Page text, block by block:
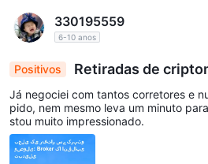
330195559
6-10 anos
Positivos
Retiradas de
s: uma mudança de jogo
Já negociei com tantos corretores e
pido, nem mesmo leva um minuto
stou muito impressionado.